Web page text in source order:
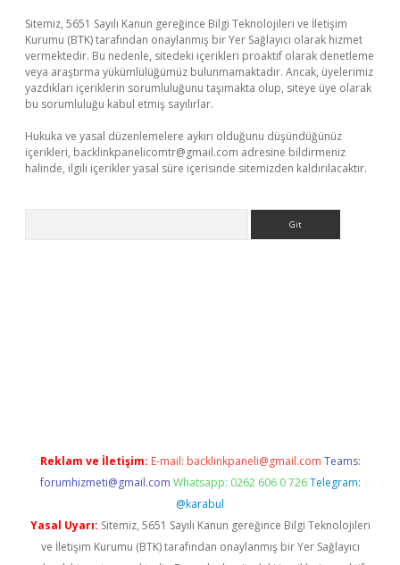
Sitemiz, 5651 Sayılı Kanun gereğince Bilgi Teknolojileri ve İletişim
Kurumu (BTK) tarafından onaylanmış bir Yer Sağlayıcı olarak hizmet
vermektedir. Bu nedenle, sitedeki içerikleri proaktif olarak denetleme
veya araştırma yükümlülüğümüz bulunmamaktadır. Ancak, üyelerimiz
yazdıkları içeriklerin sorumluluğunu taşımakta olup, siteye üye olarak
bu sorumluluğu kabul etmiş sayılırlar.
Hukuka ve yasal düzenlemelere aykırı olduğunu düşündüğünüz
içerikleri, backlinkpanelicomtr@gmail.com adresine bildirmeniz
halinde, ilgili içerikler yasal süre içerisinde sitemizden kaldırılacaktır.
Reklam ve İletişim: E-mail: backlinkpaneli@gmail.com Teams:
forumhizmeti@gmail.com Whatsapp: 0262 606 0 726 Telegram:
@karabul
Yasal Uyarı: Sitemiz, 5651 Sayılı Kanun gereğince Bilgi Teknolojileri
ve İletişim Kurumu (BTK) tarafından onaylanmış bir Yer Sağlayıcı